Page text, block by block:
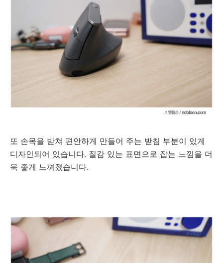
또 손목을 받쳐 편안하게 만들어 주는 받침 부분이 있게
디자인되어 있습니다. 질감 있는 표면으로 잡는 느낌을 더
욱 좋게 느껴졌습니다.